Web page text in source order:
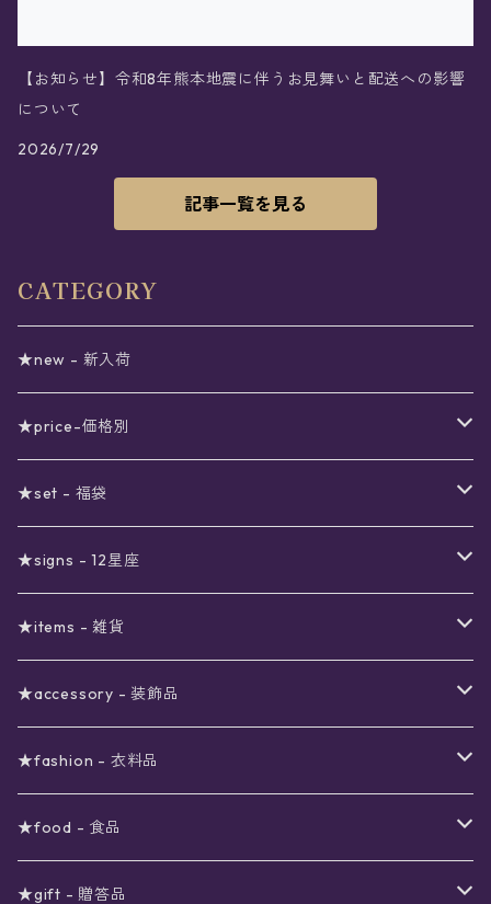
【お知らせ】令和8年熊本地震に伴うお見舞いと配送への影響
について
2026/7/29
記事一覧を見る
CATEGORY
★new - 新入荷
★price-価格別
セール
真夜中のSALE
予約限定SALE
〜1000円
〜2000円
〜3000円
〜4000円
〜5000円
〜6000円
★set - 福袋
12星座福袋
星の市福袋
★signs - 12星座
12星座ギフトセット
★items - 雑貨
ステーショナリー
ギフトボックス
ノート
メイクアップ
ネイルカラー
アロマスプレー
ポーチ
夜空の星月
扇子(うちわ)
★accessory - 装飾品
ピアス
星
月
イヤリング
星
ネックレス
★fashion - 衣料品
ワンピース
スター
トップス
★food - 食品
珈琲
★gift - 贈答品